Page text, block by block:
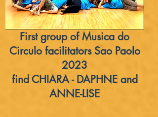
First group of Musica do
Circulo facilitators Sao Paolo
2023
find CHIARA - DAPHNE and
ANNE-LISE